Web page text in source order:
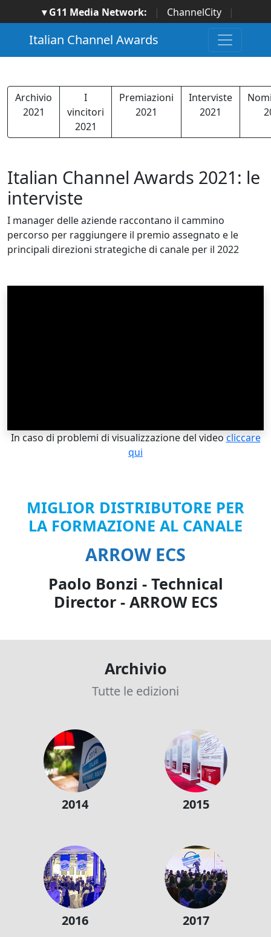
▾ G11 Media Network: | ChannelCity
|
ImpresaCity | SecurityOpenLab | Italian Channel
Awards | Italian Project Awards
Italian Security
Awards | ...
Italian Channel Awards
Archivio
2021
I
vincitori
2021
Premiazioni
2021
Interviste
2021
Italian Channel Awards 2021: le
interviste
I manager delle aziende raccontano il cammino
percorso per raggiungere il premio assegnato e le
principali direzioni strategiche di canale per il 2022
In caso di problemi di visualizzazione del video cliccare
qui
MIGLIOR DISTRIBUTORE PER
LA FORMAZIONE AL CANALE
ARROW ECS
Paolo Bonzi - Technical
Director - ARROW ECS
Archivio
Tutte le edizioni
2014 2015
2016 2017